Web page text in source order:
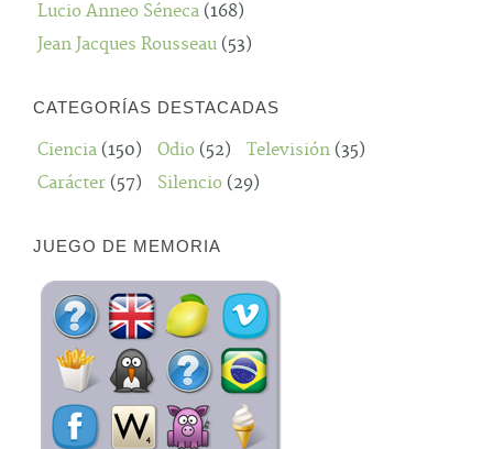
Lucio Anneo Séneca (168)
Jean Jacques Rousseau (53)
CATEGORÍAS DESTACADAS
Ciencia (150) Odio (52) Televisión (35)
Carácter (57) Silencio (29)
JUEGO DE MEMORIA